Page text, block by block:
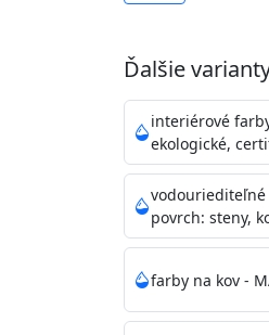
Je interiérová
znižuje (o
vysokými
sály,
vhodná aj do
zachovaní
vysokú
Odtieň: Biela +
Ďalšie
interiérové
ekologické,
vodouriediteľné
povrch: steny,
farby na kov -